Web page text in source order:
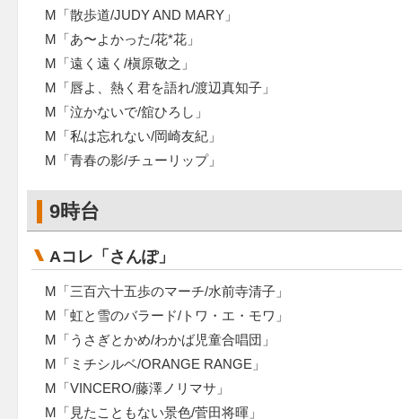
M「散歩道/JUDY AND MARY」
M「あ〜よかった/花*花」
M「遠く遠く/槇原敬之」
M「唇よ、熱く君を語れ/渡辺真知子」
M「泣かないで/舘ひろし」
M「私は忘れない/岡崎友紀」
M「青春の影/チューリップ」
9時台
Aコレ「さんぽ」
M「三百六十五歩のマーチ/水前寺清子」
M「虹と雪のバラード/トワ・エ・モワ」
M「うさぎとかめ/わかば児童合唱団」
M「ミチシルベ/ORANGE RANGE」
M「VINCERO/藤澤ノリマサ」
M「見たこともない景色/菅田将暉」